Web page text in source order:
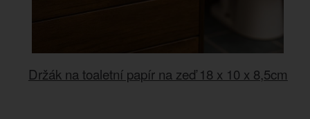
Držák na toaletní papír na zeď 18 x 10 x 8,5cm